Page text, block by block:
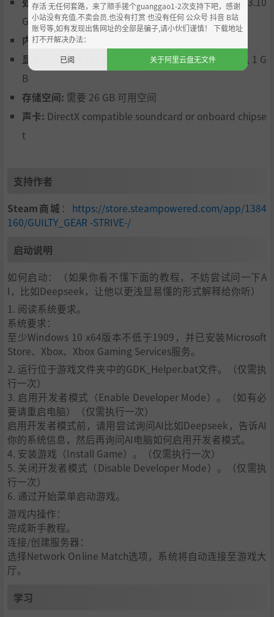
GHz
内存:4 GB RAM
显卡:
Radeon HD 6870, 1 GB / GeForce GTX 650 Ti, 1 G
B
存储空间: 需要 26 GB 可用空间
声卡: DirectX compatible soundcard or onboard chipse
t
支持作者
Steam商城 ： https://store.steampowered.com/app/1384
160/GUILTY_GEAR -STRIVE-/
启动说明
如何启动：（如果你看不懂下面的教程，不妨尝试问一下A
I，比如Deepseek，让他以更浅显易懂的形式解释给你听）
1. 阅读系统要求。
系统要求：
至少Windows 10 x64版本不低于1909，并已安装Microsoft
Store、Xbox、Xbox Gaming Services服务。
2. 运行位于游戏文件夹中的GDK_Helper.bat文件。（仅需执
行一次）
3. 启用开发者模式（Enable Developer Mode）。（如有必
要请重启电脑）（仅需执行一次）
启用开发者模式前，请用尝试询问AI比如Deepseek，告诉AI
你的系统信息，然后再询问AI电脑如何启用开发者模式。
4. 安装游戏（Install Game）。（仅需执行一次）
5. 关闭开发者模式（Disable Developer Mode）。（仅需执
行一次）
6. 通过开始菜单启动游戏。
游戏内操作：
完成新手教程。
连接/创建服务器：
选择Network Online Match选项，系统将自动连接至游戏大
厅。
学习
存活 无任何套路，来了顺手搓个guanggao1-2次支持下吧，感谢
小站没有充值.不卖会员.也没有打赏 也没有任何 公众号 抖音 B站
账号等,如有发现出售网址的全部是骗子,请小伙们谨慎！ 下载地址
打不开解决办法：
已阅
关于阿里云盘无文件